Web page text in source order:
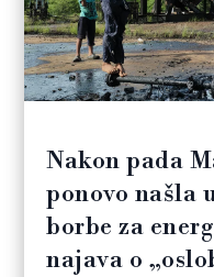
Nakon pada
ponovo našla
borbe za
najava o